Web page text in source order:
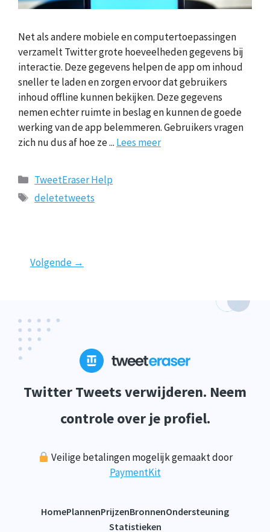
Net als andere mobiele en computertoepassingen
verzamelt Twitter grote hoeveelheden gegevens bij
interactie. Deze gegevens helpen de app om inhoud
sneller te laden en zorgen ervoor dat gebruikers
inhoud offline kunnen bekijken. Deze gegevens
nemen echter ruimte in beslag en kunnen de goede
werking van de app belemmeren. Gebruikers vragen
zich nu dus af hoe ze ... Lees meer
Categorieën
TweetEraser Help
Tags
deletetweets
Pagina1
Pagina2
Volgende →
Twitter Tweets verwijderen. Neem
controle over je profiel.
Veilige betalingen mogelijk gemaakt door
PaymentKit
HomePlannenPrijzenBronnenOndersteuning
Statistieken